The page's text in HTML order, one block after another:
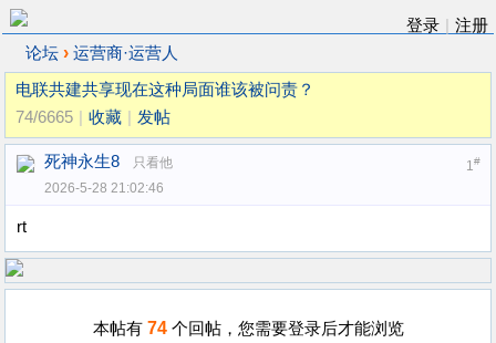
登录
注册
论坛 › 运营商·运营人
电联共建共享现在这种局面谁该被问责？
74/6665
收藏 发帖
1#
死神永生8
只看他
2026-5-28 21:02:46
rt
本帖有 74个回帖，您需要登录后才能浏览